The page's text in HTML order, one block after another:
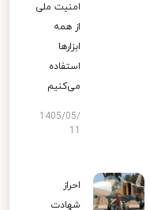
امنیت ملی
از همه
ابزارها
استفاده
می‌کنیم
1405/05/
احراز
شهادت